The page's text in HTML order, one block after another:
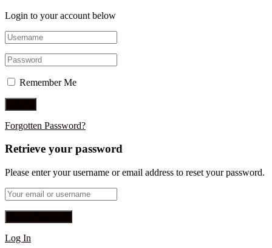
Login to your account below
Remember Me
Forgotten Password?
Retrieve your password
Please enter your username or email address to reset your password.
Log In